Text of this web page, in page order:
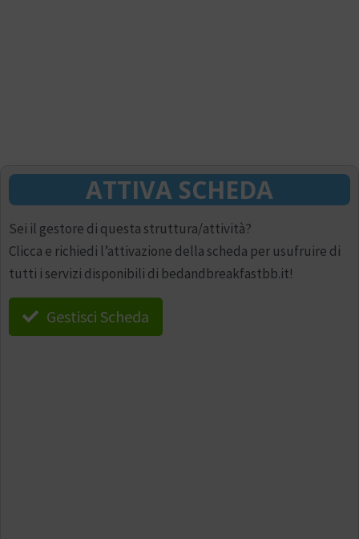
ATTIVA SCHEDA
Sei il gestore di questa struttura/attività?
Clicca e richiedi l’attivazione della scheda per usufruire di
tutti i servizi disponibili di bedandbreakfastbb.it!
Gestisci Scheda